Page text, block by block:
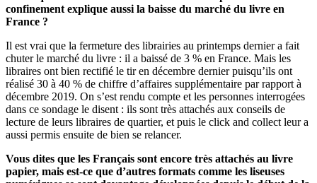
confinement explique aussi la baisse du marché du livre en
France ?
Il est vrai que la fermeture des librairies au printemps dernier a fait
chuter le marché du livre : il a baissé de 3 % en France. Mais les
libraires ont bien rectifié le tir en décembre dernier puisqu’ils ont
réalisé 30 à 40 % de chiffre d’affaires supplémentaire par rapport à
décembre 2019. On s’est rendu compte et les personnes interrogées
dans ce sondage le disent : ils sont très attachés aux conseils de
lecture de leurs libraires de quartier, et puis le click and collect leur a
aussi permis ensuite de bien se relancer.
Vous dites que les Français sont encore très attachés au livre
papier, mais est-ce que d’autres formats comme les liseuses